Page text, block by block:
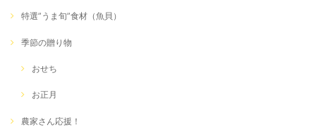
特選”うま旬”食材（魚貝）
季節の贈り物
おせち
お正月
農家さん応援！